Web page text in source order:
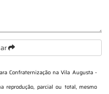
Confraternização na Vila Augusta -
reprodução, parcial ou total, mesmo